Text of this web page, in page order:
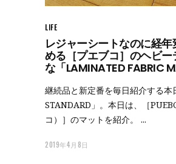
LIFE
レジャーシートなのに経年
める［プエブコ］のヘビー
な「LAMINATED FABRIC
継続品と新定番を毎日紹介する本
STANDARD」。本日は、［
コ）］のマットを紹介。
2019年4月8日